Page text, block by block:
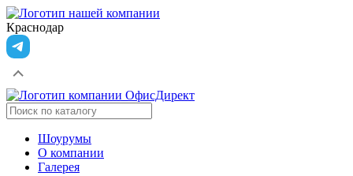
Краснодар
Шоурумы
О компании
Галерея